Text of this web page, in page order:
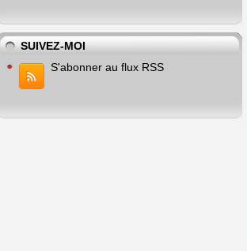
SUIVEZ-MOI
S'abonner au flux RSS